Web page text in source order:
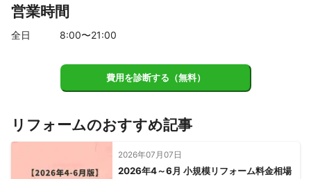
独自のノウハウにより、どのような問題にも対応いたします。ま
ております。
網戸が古くなってきた、開け閉めがスムーズでない、など様々な
ご相談に対応いたします。細部の修理から全体の張り替えまでご
要望に柔軟にお応えします。
プロフェッショナルな技術力とお客様への誠意ある対応をお約束
します。奈良県橿原市で網戸に関するお困りごとがありました
ら、ぜひ一度ミツモアのチャットにてご連絡ください。渡邉工業
が全力でサポートさせていただきます！
営業時間
全日 8:00〜21:00
費用を診断する（無料）
リフォームのおすすめ記事
2026年07月07日
2026年4～6月 小規模リフォーム料金相場